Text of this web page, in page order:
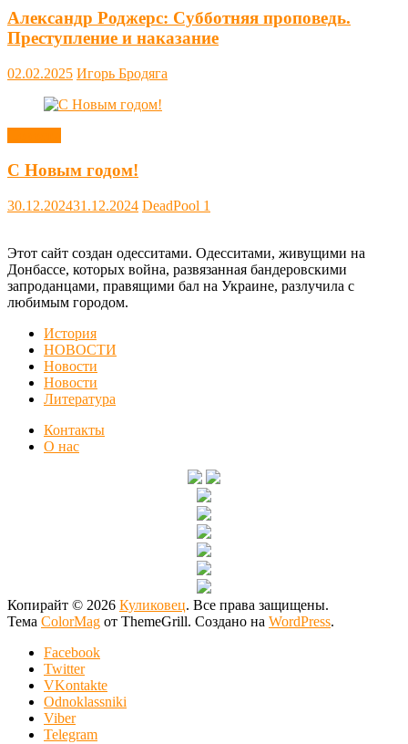
Александр Роджерс: Субботняя проповедь.
Преступление и наказание
02.02.2025 Игорь Бродяга
С Новым годом!
30.12.202431.12.2024 DeadPool 1
Этот сайт создан одесситами. Одесситами, живущими на
Донбассе, которых война, развязанная бандеровскими
запроданцами, правящими бал на Украине, разлучила с
любимым городом.
История
НОВОСТИ
Новости
Новости
Литература
Контакты
О нас
Копирайт © 2026 Куликовец. Все права защищены.
Тема ColorMag от ThemeGrill. Создано на WordPress.
Facebook
Twitter
VKontakte
Odnoklassniki
Viber
Telegram